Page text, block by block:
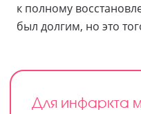
к полному
был долгим, но это
Для инфаркта